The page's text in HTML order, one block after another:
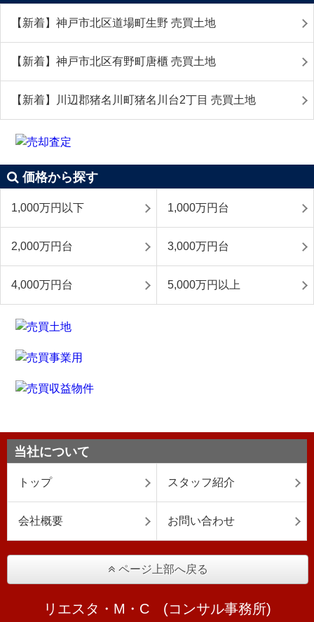
【新着】神戸市北区道場町生野 売買土地
【新着】神戸市北区有野町唐櫃 売買土地
【新着】川辺郡猪名川町猪名川台2丁目 売買土地
価格から探す
1,000万円以下 1,000万円台
2,000万円台 3,000万円台
4,000万円台 5,000万円以上
当社について
トップ スタッフ紹介
会社概要 お問い合わせ
ページ上部へ戻る
リエスタ・M・C (コンサル事務所)